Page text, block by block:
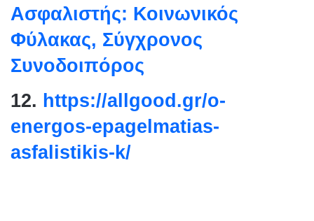
Ασφαλιστής: Κοινωνικός
Φύλακας, Σύγχρονος
Συνοδοιπόρος
12. https://allgood.gr/o-
energos-epagelmatias-
asfalistikis-k/